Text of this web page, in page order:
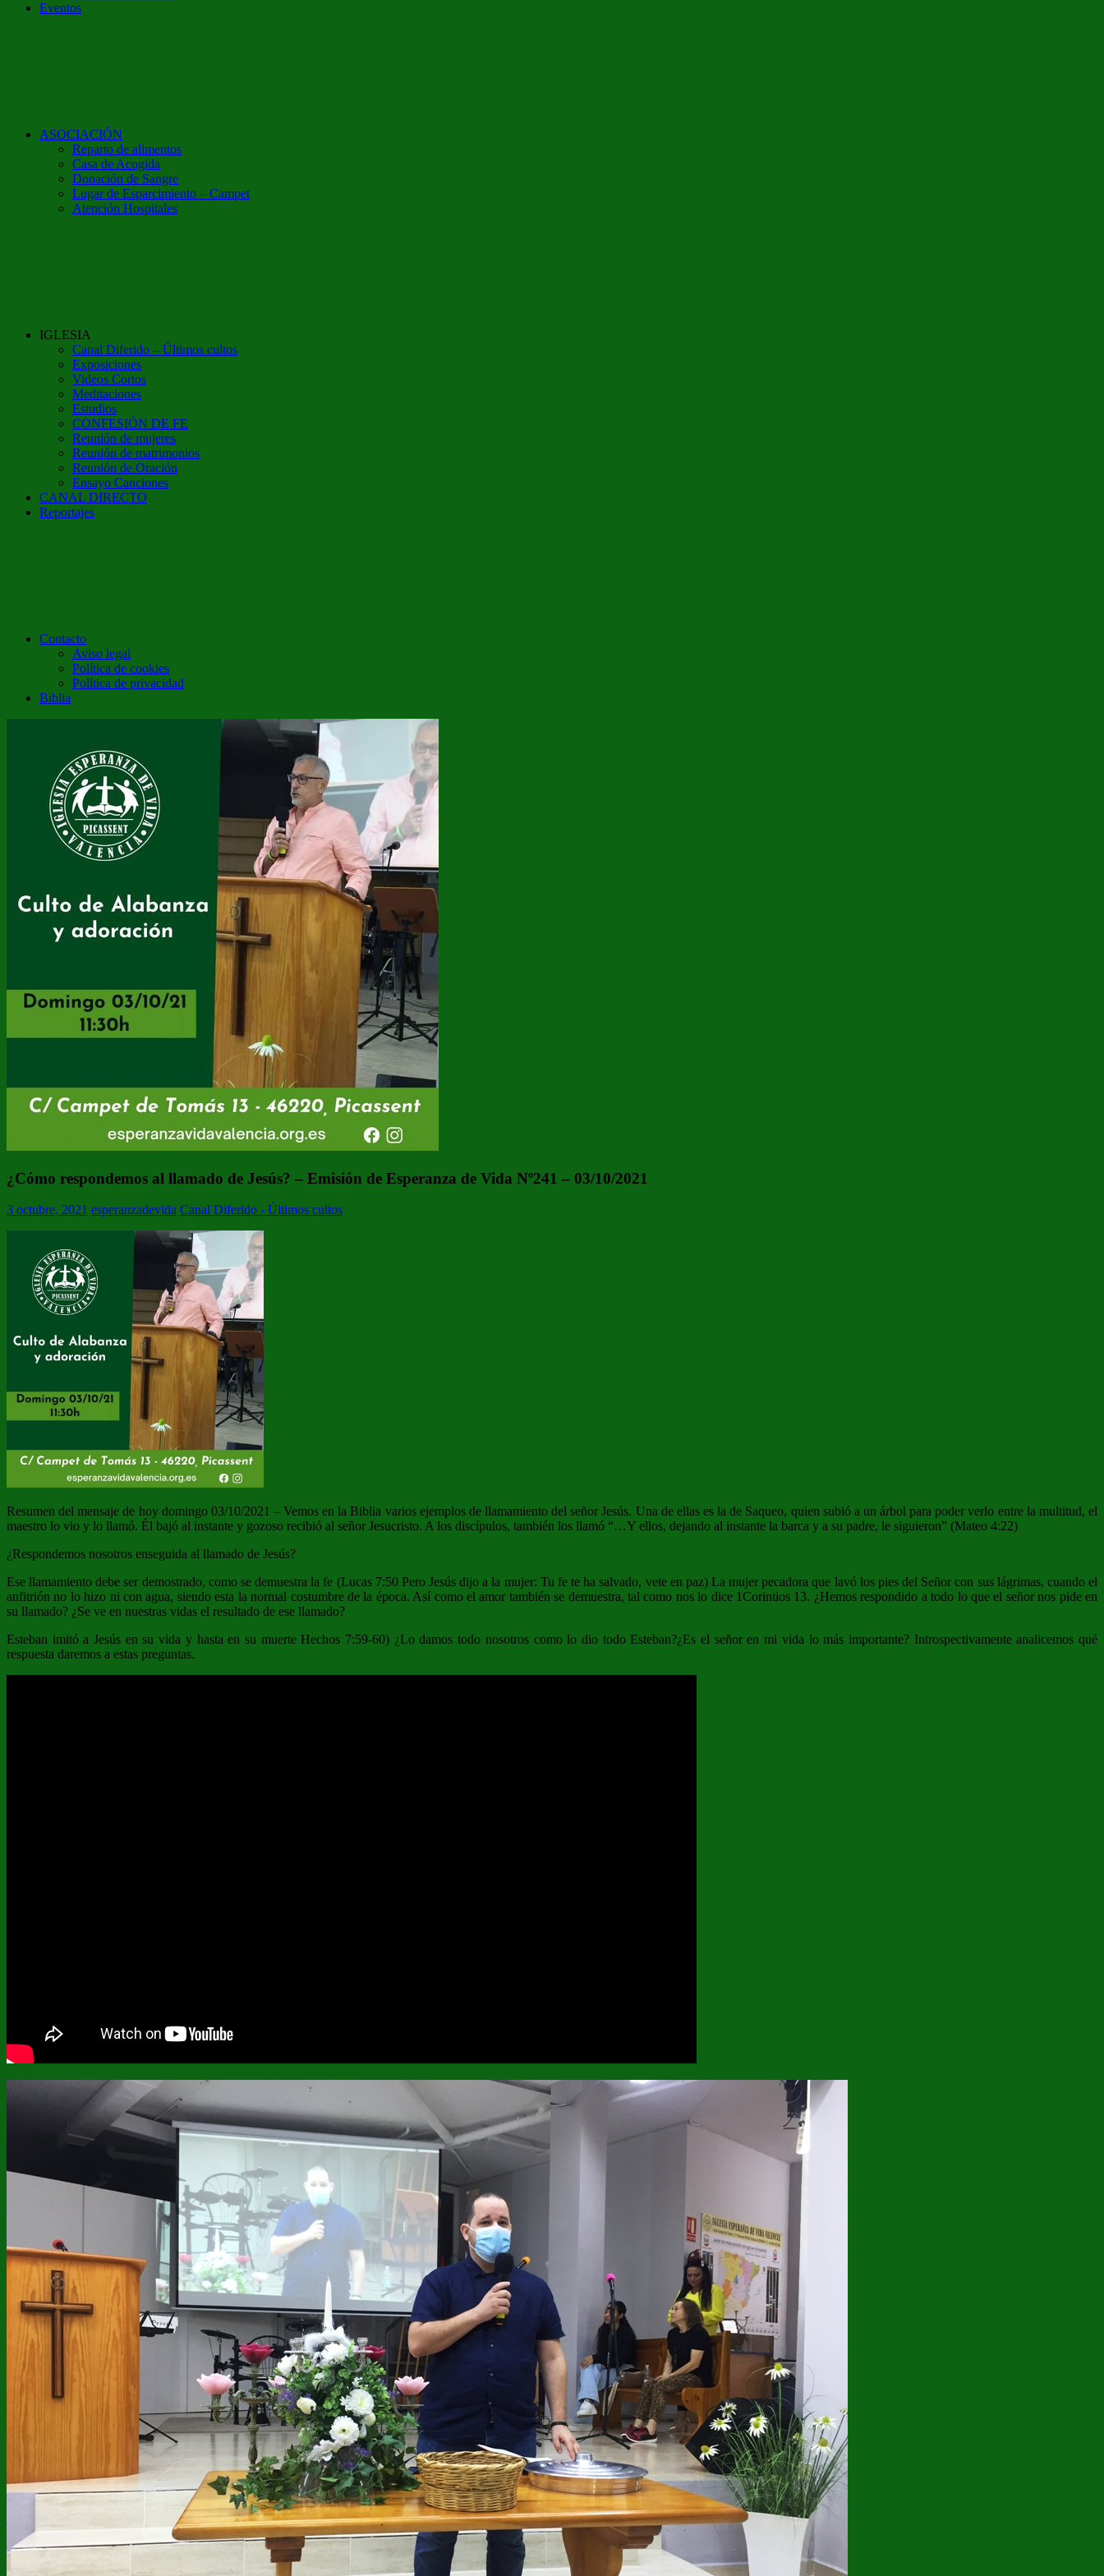
Eventos
ASOCIACIÓN
Reparto de alimentos
Casa de Acogida
Donación de Sangre
Lugar de Esparcimiento – Campet
Atención Hospitales
IGLESIA
Canal Diferido – Últimos cultos
Exposiciones
Videos Cortos
Meditaciones
Estudios
CONFESIÓN DE FE
Reunión de mujeres
Reunión de matrimonios
Reunión de Oración
Ensayo Canciones
CANAL DIRECTO
Reportajes
Contacto
Aviso legal
Política de cookies
Política de privacidad
Biblia
¿Cómo respondemos al llamado de Jesús? – Emisión de Esperanza de Vida Nº241 – 03/10/2021
3 octubre, 2021 esperanzadevida Canal Diferido - Últimos cultos
Resumen del mensaje de hoy domingo 03/10/2021 – Vemos en la Biblia varios ejemplos de llamamiento del señor Jesús. Una de ellas es la de Saqueo, quien subió a un árbol para poder verlo entre la multitud, el
maestro lo vio y lo llamó. Él bajó al instante y gozoso recibió al señor Jesucristo. A los discípulos, también los llamó “…Y ellos, dejando al instante la barca y a su padre, le siguieron” (Mateo 4:22)
¿Respondemos nosotros enseguida al llamado de Jesús?
Ese llamamiento debe ser demostrado, como se demuestra la fe (Lucas 7:50 Pero Jesús dijo a la mujer: Tu fe te ha salvado, vete en paz) La mujer pecadora que lavó los pies del Señor con sus lágrimas, cuando el
anfitrión no lo hizo ni con agua, siendo esta la normal costumbre de la época. Así como el amor también se demuestra, tal como nos lo dice 1Corintios 13. ¿Hemos respondido a todo lo que el señor nos pide en
su llamado? ¿Se ve en nuestras vidas el resultado de ese llamado?
Esteban imitó a Jesús en su vida y hasta en su muerte Hechos 7:59-60) ¿Lo damos todo nosotros como lo dio todo Esteban?¿Es el señor en mi vida lo más importante? Introspectivamente analicemos qué
respuesta daremos a estas preguntas.